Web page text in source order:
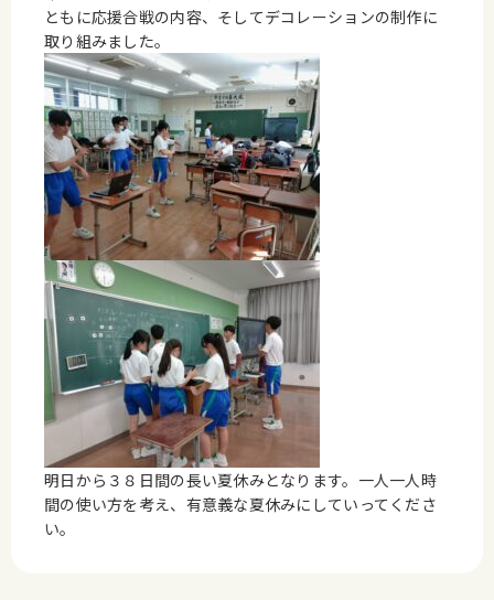
ともに応援合戦の内容、そしてデコレーションの制作に
取り組みました。
明日から３８日間の長い夏休みとなります。一人一人時
間の使い方を考え、有意義な夏休みにしていってくださ
い。